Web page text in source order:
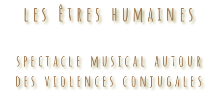
les êtres humaines
spectacle musical autour
des violences conjugales